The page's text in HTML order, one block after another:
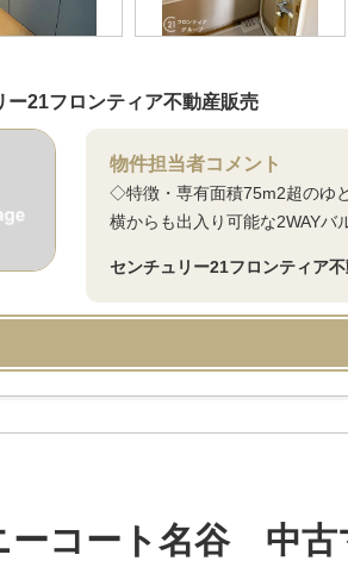
ー21フロンティア不動産販売
物件担当者コメント
◇特徴・専有面積75m2超のゆ
横からも出入り可能な2WAYバ
センチュリー21フロンティア
ーコート名谷 中古